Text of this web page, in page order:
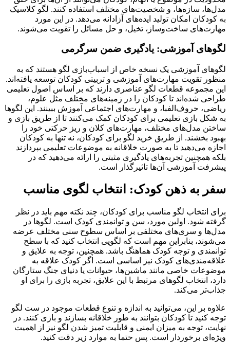
مدل‌ها، سازه‌ها، و شخصیت‌های مختلف استفاده کنند. لگو کلاسیک
به کودکان امکان تولید ایده‌های آزادانه می‌دهد. در این مورد
مهارت‌های ساخت‌وساز، تخیل، و حل مسائل را تقویت می‌شوند.
لگوهای آموزشی: یادگیری ضمن سرگرمی
لگوهای آموزشی یک نسخه خاص از اسباب‌بازی لگو هستند که به
منظور تقویت مهارت‌های آموزشی و تربیتی کودکان توسعه یافته‌اند.
این مجموعه قطعات لگو عناصری دارند که بر اساس اصول تعلیمی
طراحی شده‌اند تا کودکان را در زمینه‌های مختلف مثل علوم،
ریاضی، حروف‌الفبا، و مهارت‌های اجتماعی آموزش ببینند. این لگوها
به شکل بازی تعلیمی برای کودکان کمک می‌کنند تا از طریق بازی و
ساختن مدل‌های مختلف، مهارت‌های کلان و ریز حرکتی خود را
بهبود بخشند. از طریق خرید لگو برای کودکان، نه تنها به کودکان
اجازه می‌دهید تا به صورت خلاقانه به موضوعات تعلیمی بپردازند
بلکه همچنین تجربه‌های یادگیری مثبتی را ارائه می‌دهید که در
پیشرفت آموزشی آن‌ها تاثیرگذار است.
سفر به ذهن کودک: انتخاب لگوی مناسب
برای انتخاب لگو مناسب برای کودکان، چند نکته مهم باید در نظر
گرفته شود. اولین مورد، سن و توانمندی کودک است. لگوها در
مدل‌ها و سری‌های مختلفی بر اساس سطوح سنی مختلف عرضه
می‌شوند، بنابراین مهم است که لگویی انتخاب کنید که با سطح
توانمندی و توجه کودک هماهنگ باشد. همچنین، توجه به علایق و
علاقه‌مندی‌های کودک نیز اساسی است. اگر کودک علاقه به
موضوعات خاصی مانند ماشین‌ها، حیوانات یا دنیای جنگ ستارگان
دارد، انتخاب لگوهای مرتبط با این علایق، تجربه بازی را برای او
جذاب‌تر می‌کند.
علاوه بر این، می‌توانید به اندازه و تنوع قطعات موجود در ست لگو
توجه کنید تا کودکان بتوانند به طور خلاقانه بسازند و بازی کنند. در
نهایت، توجه به میزان ایمنی و قابلیت تمیز شدن لگو نیز از اهمیت
ویژه‌ای برخوردار است. پس حتما به موارد زیر دقت کنید.